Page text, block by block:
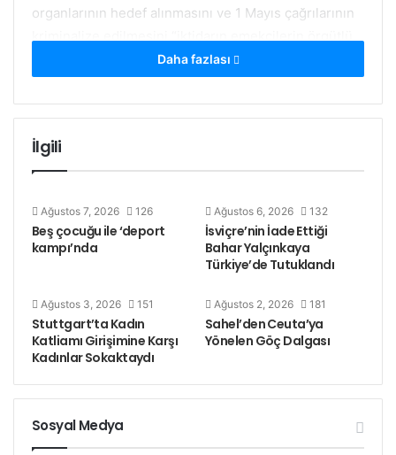
organlarının hedef alınmasını ve 1 Mayıs çağrılarının
gücünden duyduğu korkunun göstergesi” olarak
değerlendirdi.
dikkat çekilerek, Taksim Meydanı’nın işçilere
kapatılmasının “Türkiye-Kürdistan işçi sınıfı
olduğu ifade edildi. Buna rağmen işçi sınıfının 1
Mayıs’ı sahiplenme iradesinin hiçbir baskıyla
engellenemeyeceği belirtildi.
Zürih’ten Tepki. İstanbul’da 1
Mayıs öncesi sosyalist parti,
gençlik örgütleri ve basın
Daha fazlası
İlgili
Ağustos 7, 2026 126
Beş çocuğu ile ‘deport
kampı’nda
Ağustos 6, 2026 132
İsviçre’nin İade Ettiği
Bahar Yalçınkaya
Türkiye’de Tutuklandı
Ağustos 3, 2026 151
Stuttgart’ta Kadın
Katliamı Girişimine Karşı
Kadınlar Sokaktaydı
Ağustos 2, 2026 181
Sahel’den Ceuta’ya
Yönelen Göç Dalgası
Sosyal Medya